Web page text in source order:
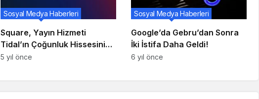
Square, Yayın Hizmeti
Tidal’ın Çoğunluk Hissesini
297 Milyon Dolara Satın
Sosyal Medya Haberleri
5 yıl önce
Google’da Gebru’dan Sonra
İki İstifa Daha Geldi!
Sosyal Medya Haberleri
6 yıl önce